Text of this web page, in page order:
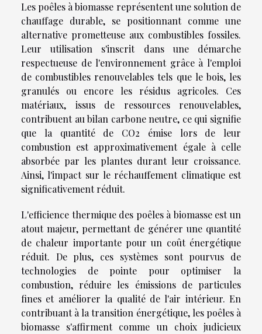
Les poêles à biomasse représentent une solution de
chauffage durable, se positionnant comme une
alternative prometteuse aux combustibles fossiles.
Leur utilisation s'inscrit dans une démarche
respectueuse de l'environnement grâce à l'emploi
de combustibles renouvelables tels que le bois, les
granulés ou encore les résidus agricoles. Ces
matériaux, issus de ressources renouvelables,
contribuent au bilan carbone neutre, ce qui signifie
que la quantité de CO2 émise lors de leur
combustion est approximativement égale à celle
absorbée par les plantes durant leur croissance.
Ainsi, l'impact sur le réchauffement climatique est
significativement réduit.
L'efficience thermique des poêles à biomasse est un
atout majeur, permettant de générer une quantité
de chaleur importante pour un coût énergétique
réduit. De plus, ces systèmes sont pourvus de
technologies de pointe pour optimiser la
combustion, réduire les émissions de particules
fines et améliorer la qualité de l'air intérieur. En
contribuant à la transition énergétique, les poêles à
biomasse s'affirment comme un choix judicieux